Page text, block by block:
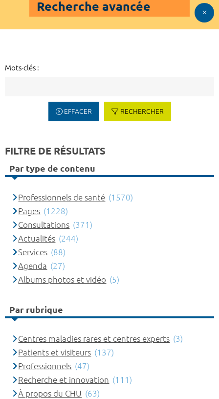
Recherche avancée
Mots-clés :
EFFACER RECHERCHER
FILTRE DE RÉSULTATS
Par type de contenu
Professionnels de santé (1570)
Pages (1228)
Consultations (371)
Actualités (244)
Services (88)
Agenda (27)
Albums photos et vidéo (5)
Par rubrique
Centres maladies rares et centres experts (3)
Patients et visiteurs (137)
Professionnels (47)
Recherche et innovation (111)
À propos du CHU (63)